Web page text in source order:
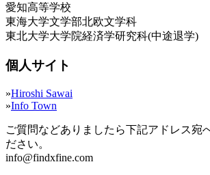
愛知高等学校
東海大学文学部北欧文学科
東北大学大学院経済学研究科(中途退学)
個人サイト
»Hiroshi Sawai
»Info Town
ご質問などありましたら下記アドレス宛
ださい。
info@findxfine.com